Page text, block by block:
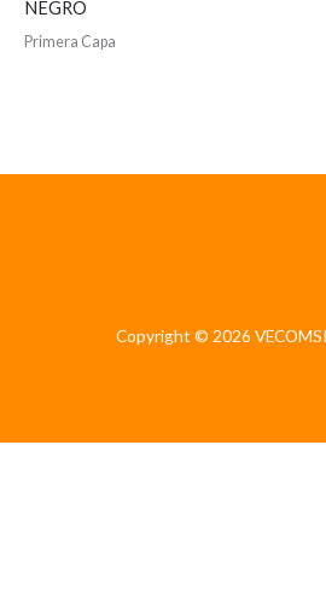
NEGRO
Primera Capa
Copyright © 2026